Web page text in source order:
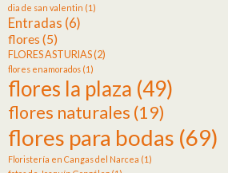
dia de san valentin (1)
Entradas (6)
flores (5)
FLORES ASTURIAS(2)
flores enamorados (1)
flores la plaza (49)
flores naturales (19)
flores para bodas (69)
Floristería en Cangas del Narcea (1)